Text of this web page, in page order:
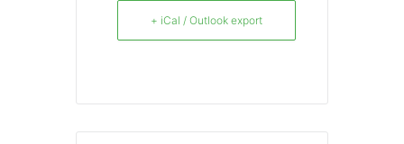
+ iCal / Outlook export